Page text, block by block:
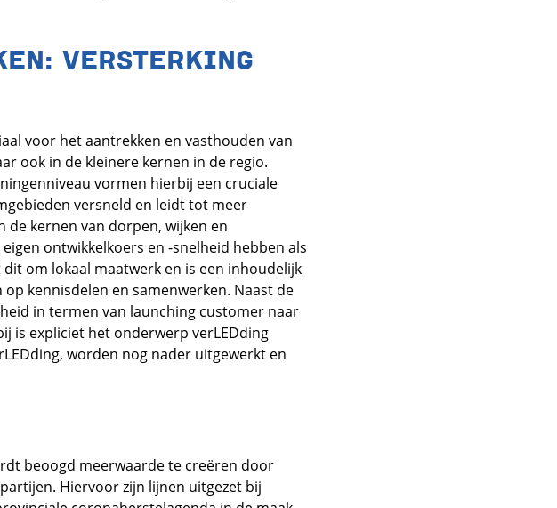
VERSTERKING
voor het aantrekken en vasthouden van
ook in de kleinere kernen in de regio.
vormen hierbij een cruciale
versneld en leidt tot meer
de kernen van dorpen, wijken en
ontwikkelkoers en -snelheid hebben als
om lokaal maatwerk en is een inhoudelijk
kennisdelen en samenwerken. Naast de
in termen van launching customer naar
is expliciet het onderwerp verLEDding
worden nog nader uitgewerkt en
beoogd meerwaarde te creëren door
Hiervoor zijn lijnen uitgezet bij